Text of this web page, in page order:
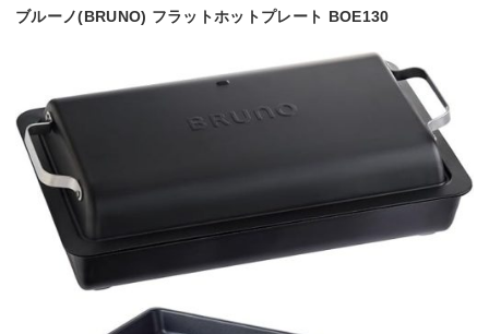
ブルーノ(BRUNO) フラットホットプレート BOE130